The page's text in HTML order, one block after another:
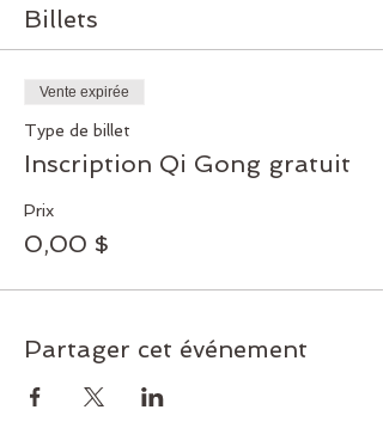
Billets
Vente expirée
Type de billet
Inscription Qi Gong gratuit
Prix
0,00 $
Partager cet événement